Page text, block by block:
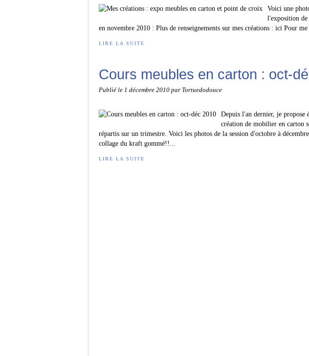
Voici une
l'exposition
en novembre 2010 : Plus de renseignements sur mes créations : ici Pour
LIRE LA SUITE
Cours meubles en carton : oct-
Publié le 1 décembre 2010 par Tortuedodouce
Depuis l'an dernier, je propose
création de mobilier en carton
répartis sur un trimestre. Voici les photos de la session d'octobre à
collage du kraft gommé!!...
LIRE LA SUITE